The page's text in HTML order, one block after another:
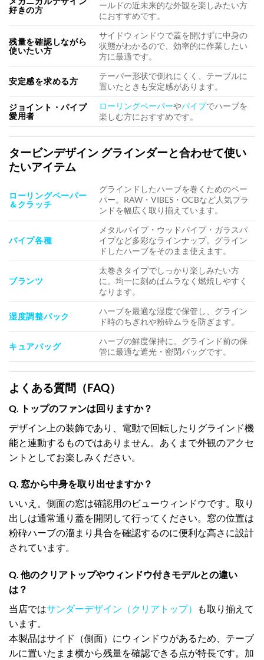
好きの方
ールドの近未来的な外観を楽しみたい方
におすすめです。
残量を確認しながら
使いたい方
サイドウィンドウで蓋を開けずに中身の
状態がわかるので、効率的に作業したい
方に最適です。
安定感を求める方
テーパー形状で倒れにくく、テーブルに
置いたときも安定感があります。
ジョイント・パイプ
愛用者
ローリングペーパーやパイプでハーブを
楽しむ方におすすめです。
タービンデザイン グラインダーと合わせて使い
たいアイテム
ローリングペーパー
＆クラッチ
グラインドしたハーブを巻くためのペー
パー。RAW・VIBES・OCBなど人気ブラ
ンドを幅広く取り揃えています。
パイプ各種
メタルパイプ・ウッドパイプ・ガラスパ
イプなど多彩なラインナップ。グライン
ドしたハーブをそのまま使えます。
ブランツ
太巻きタイプでしっかり楽しみたい方
に。均一に刻めばムラなく燃焼しやすく
なります。
湿度調整パック
ハーブを最適な湿度で保管し、グライン
ド時のちぎれや粉砕ムラを防ぎます。
キュアバッグ
ハーブの鮮度保持に。グラインド前の保
管に最適な遮光・密閉バッグです。
よくある質問（FAQ）
Q. トップのファンは回りますか？
デザイン上の装飾であり、電動で回転したりグラインド機
能と連動するものではありません。あくまで外観のアクセ
ントとしてお楽しみください。
Q. 窓から中身を取り出せますか？
いいえ。側面の窓は確認用のビューウィンドウです。取り
出しは通常通り蓋を開閉して行ってください。窓の位置は
粉砕ハーブの溜まり具合を確認するのに便利な高さに設計
されています。
Q. 他のクリアトップやウィンドウ付きモデルとの違い
は？
当店ではサンダーデザイン（クリアトップ）
も取り揃えて
います。
本製品はサイド（側面）にウィンドウがあるため、テーブ
ルに置いたまま横から残量を確認できる点が特長です。加